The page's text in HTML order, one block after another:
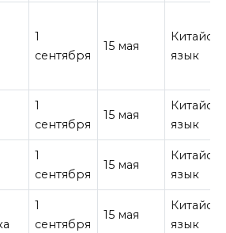
1
сентября
15 мая
язык
1
сентября
15 мая
язык
1
сентября
15 мая
язык
1
сентября
15 мая
язык